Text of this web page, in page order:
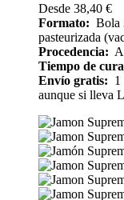
Desde 38,40 €
Formato: Bola
pasteurizada
Procedencia:
Tiempo de
Envío gratis: 1
aunque si lleva